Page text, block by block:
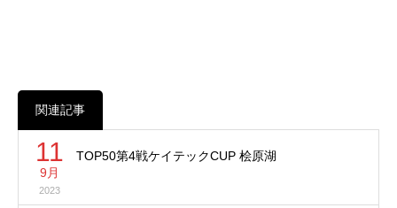
関連記事
11
9月
2023
TOP50第4戦ケイテックCUP 桧原湖